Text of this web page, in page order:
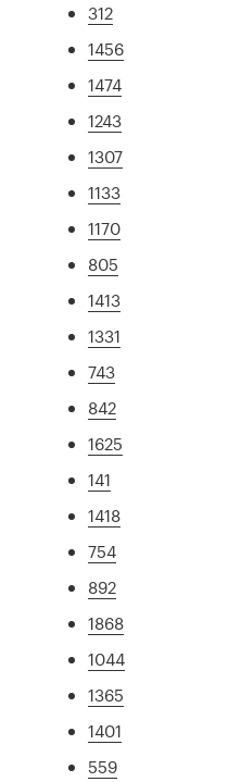
312
1456
1474
1243
1307
1133
1170
805
1413
1331
743
842
1625
141
1418
754
892
1868
1044
1365
1401
559